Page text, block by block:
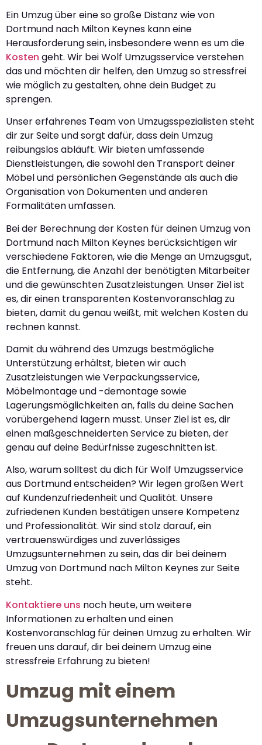
Ein Umzug über eine so große Distanz wie von
Dortmund nach Milton Keynes kann eine
Herausforderung sein, insbesondere wenn es um die
Kosten geht. Wir bei Wolf Umzugsservice verstehen
das und möchten dir helfen, den Umzug so stressfrei
wie möglich zu gestalten, ohne dein Budget zu
sprengen.
Unser erfahrenes Team von Umzugsspezialisten steht
dir zur Seite und sorgt dafür, dass dein Umzug
reibungslos abläuft. Wir bieten umfassende
Dienstleistungen, die sowohl den Transport deiner
Möbel und persönlichen Gegenstände als auch die
Organisation von Dokumenten und anderen
Formalitäten umfassen.
Bei der Berechnung der Kosten für deinen Umzug von
Dortmund nach Milton Keynes berücksichtigen wir
verschiedene Faktoren, wie die Menge an Umzugsgut,
die Entfernung, die Anzahl der benötigten Mitarbeiter
und die gewünschten Zusatzleistungen. Unser Ziel ist
es, dir einen transparenten Kostenvoranschlag zu
bieten, damit du genau weißt, mit welchen Kosten du
rechnen kannst.
Damit du während des Umzugs bestmögliche
Unterstützung erhältst, bieten wir auch
Zusatzleistungen wie Verpackungsservice,
Möbelmontage und -demontage sowie
Lagerungsmöglichkeiten an, falls du deine Sachen
vorübergehend lagern musst. Unser Ziel ist es, dir
einen maßgeschneiderten Service zu bieten, der
genau auf deine Bedürfnisse zugeschnitten ist.
Also, warum solltest du dich für Wolf Umzugsservice
aus Dortmund entscheiden? Wir legen großen Wert
auf Kundenzufriedenheit und Qualität. Unsere
zufriedenen Kunden bestätigen unsere Kompetenz
und Professionalität. Wir sind stolz darauf, ein
vertrauenswürdiges und zuverlässiges
Umzugsunternehmen zu sein, das dir bei deinem
Umzug von Dortmund nach Milton Keynes zur Seite
steht.
Kontaktiere uns noch heute, um weitere
Informationen zu erhalten und einen
Kostenvoranschlag für deinen Umzug zu erhalten. Wir
freuen uns darauf, dir bei deinem Umzug eine
stressfreie Erfahrung zu bieten!
Umzug mit einem
Umzugsunternehmen